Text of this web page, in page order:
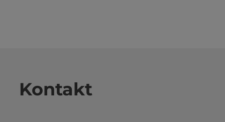
Kontakt